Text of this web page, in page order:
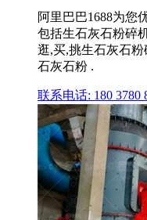
阿里巴巴1688为您
包括生石灰石粉碎
逛,买,挑生石灰石
石灰石粉 .
联系电话: 180 3780